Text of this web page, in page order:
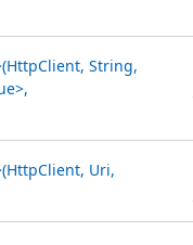
String,
Uri,